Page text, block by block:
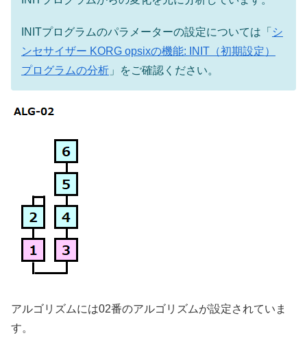
INITプログラムのパラメーターの設定については「 シ
ンセサイザー KORG opsixの機能: INIT（初期設定）
プログラムの分析 」をご確認ください。
アルゴリズムには02番のアルゴリズムが設定されていま
す。